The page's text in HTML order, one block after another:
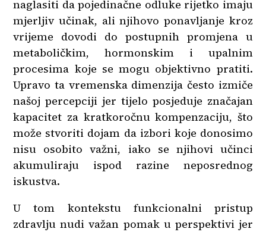
naglasiti da pojedinačne odluke rijetko imaju
mjerljiv učinak, ali njihovo ponavljanje kroz
vrijeme dovodi do postupnih promjena u
metaboličkim, hormonskim i upalnim
procesima koje se mogu objektivno pratiti.
Upravo ta vremenska dimenzija često izmiče
našoj percepciji jer tijelo posjeduje značajan
kapacitet za kratkoročnu kompenzaciju, što
može stvoriti dojam da izbori koje donosimo
nisu osobito važni, iako se njihovi učinci
akumuliraju ispod razine neposrednog
iskustva.
U tom kontekstu funkcionalni pristup
zdravlju nudi važan pomak u perspektivi jer